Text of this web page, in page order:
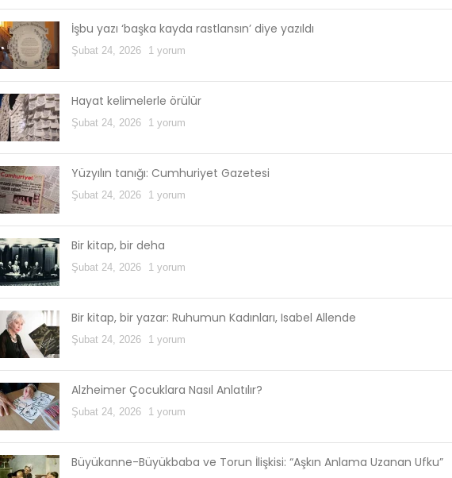
İşbu yazı ‘başka kayda rastlansın’ diye yazıldı
Şubat 24, 2026 1 yorum
Hayat kelimelerle örülür
Şubat 24, 2026 1 yorum
Yüzyılın tanığı: Cumhuriyet Gazetesi
Şubat 24, 2026 1 yorum
Bir kitap, bir deha
Şubat 24, 2026 1 yorum
Bir kitap, bir yazar: Ruhumun Kadınları, Isabel Allende
Şubat 24, 2026 1 yorum
Alzheimer Çocuklara Nasıl Anlatılır?
Şubat 24, 2026 1 yorum
Büyükanne-Büyükbaba ve Torun İlişkisi: “Aşkın Anlama Uzanan Ufku”